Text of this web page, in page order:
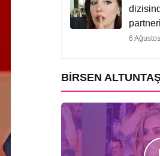
6
BIRSEN